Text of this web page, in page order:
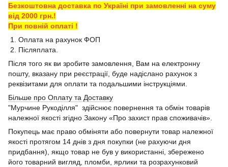
Безкоштовна доставка по Україні при замовленні на суму
від 2000 грн.!
При повній оплаті !
1. Оплата на рахунок ФОП
2. Післяплата.
Після того як ви зробите замовлення, Вам на електронну
пошту, вказану при реєстрації, буде надіслано рахунок з
реквізитами для оплати та подальшими інструкціями.
Більше про Оплату та Доставку
"Мурчине Рукоділля" здійснює повернення та обмін товарів
належної якості згідно Закону «Про захист прав споживачів».
Покупець має право обміняти або повернути товар належної
якості протягом 14 днів з дня покупки (не рахуючи дня
придбання), якщо товар не був у використанні, збережено
його товарний вигляд, пломби, ярлики та розрахунковий